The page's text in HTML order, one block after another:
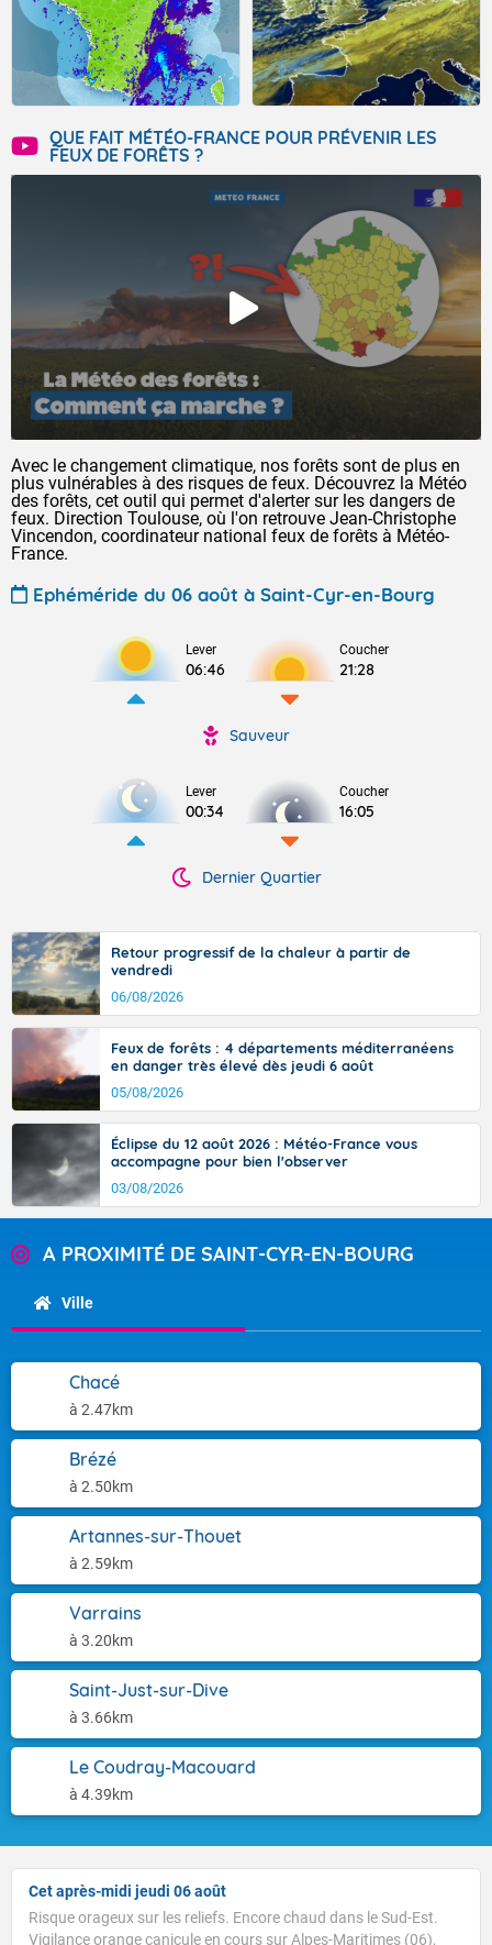
QUE FAIT MÉTÉO-FRANCE POUR PRÉVENIR LES
FEUX DE FORÊTS ?
Avec le changement climatique, nos forêts sont de plus en
plus vulnérables à des risques de feux. Découvrez la Météo
des forêts, cet outil qui permet d'alerter sur les dangers de
feux. Direction Toulouse, où l'on retrouve Jean-Christophe
Vincendon, coordinateur national feux de forêts à Météo-
France.
Ephéméride du 06 août à Saint-Cyr-en-Bourg
Lever
06:46
Coucher
21:28
Sauveur
Lever
00:34
Coucher
16:05
Dernier Quartier
Retour progressif de la chaleur à partir de
vendredi
06/08/2026
Feux de forêts : 4 départements méditerranéens
en danger très élevé dès jeudi 6 août
05/08/2026
Éclipse du 12 août 2026 : Météo-France vous
accompagne pour bien l'observer
03/08/2026
A PROXIMITÉ DE SAINT-CYR-EN-BOURG
Ville
Chacé
à 2.47km
Brézé
à 2.50km
Artannes-sur-Thouet
à 2.59km
Varrains
à 3.20km
Saint-Just-sur-Dive
à 3.66km
Le Coudray-Macouard
à 4.39km
Cet après-midi jeudi 06 août
Risque orageux sur les reliefs. Encore chaud dans le Sud-Est.
Vigilance orange canicule en cours sur Alpes-Maritimes (06),